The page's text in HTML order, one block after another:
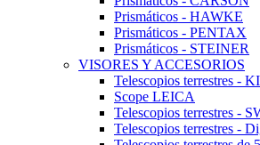
Prismáticos - HAWKE
Prismáticos - PENTAX
Prismáticos - STEINER
VISORES Y ACCESORIOS
Telescopios terrestres -
Scope LEICA
Telescopios terrestres -
Telescopios terrestres -